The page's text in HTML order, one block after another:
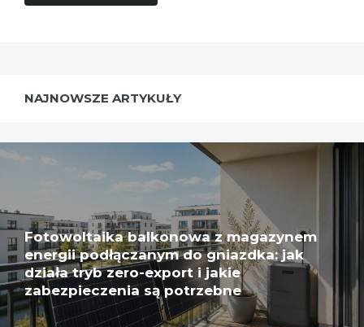
NAJNOWSZE ARTYKUŁY
Fotowoltaika balkonowa z magazynem
energii podłączanym do gniazdka: jak
działa tryb zero-export i jakie
zabezpieczenia są potrzebne